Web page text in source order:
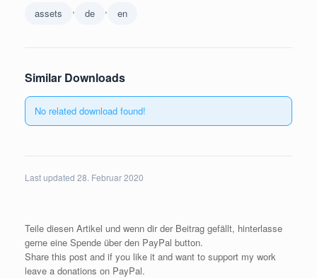
assets , de , en
Similar Downloads
No related download found!
Last updated 28. Februar 2020
Teile diesen Artikel und wenn dir der Beitrag gefällt, hinterlasse
gerne eine Spende über den PayPal button.
Share this post and if you like it and want to support my work
leave a donations on PayPal.